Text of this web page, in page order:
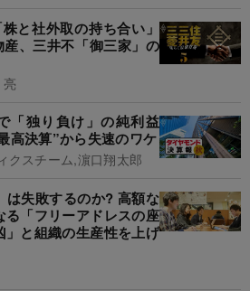
と社外取の持ち合い」
、三井不「御三家」の
「独り負け」の純利益
高決算”から失速のワケ
クスチーム,濵口翔太郎
は失敗するのか? 高額な
「フリーアドレスの座
と組織の生産性を上げ